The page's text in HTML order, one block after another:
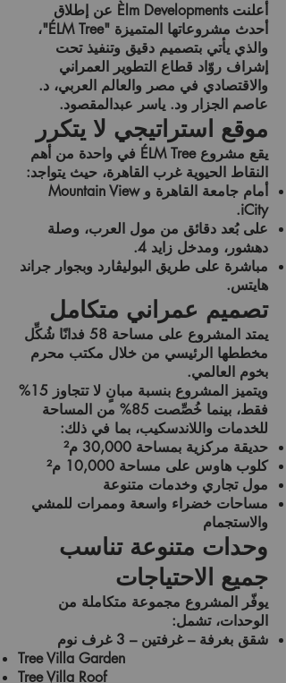
أعلنتÈlm Developments عن إطلاق
أحدث مشروعاتها المتميزة "ÉLM Tree"
،
والذي يأتي بتصميم دقيق وتنفيذ تحت
إشراف روّاد قطاع التطوير العمراني
والاقتصادي في مصر والعالم العربي، د.
عاصم الجزار ود. ياسر عبدالمقصود.
موقع استراتيجي لا يتكرر
يقع مشروعÉLM Tree في واحدة من أهم
النقاط الحيوية غرب القاهرة، حيث يتواجد:
أمام جامعة القاهرة وMountain View
iCity
.
على بُعد دقائق من مول العرب، وصلة
دهشور ، ومدخل زايد 4
.
مباشرة على طريق البوليڤارد وبجوار جراند
هايتس.
تصميم عمراني متكامل
يمتد المشروع على مساحة 58 فدانًا
شُكِّل
مخططها الرئيسي من خلال مكتب محرم
بخوم العالمي.
ويتميز المشروع بنسبة مبانٍ لا تتجاوز 15%
فقط، بينما خُصِّصت 85%
من المساحة
للخدمات واللاندسكيب، بما في ذلك:
حديقة مركزية بمساحة 30,000 م²
كلوب هاوس على مساحة 10,000 م²
مول تجاري وخدمات متنوعة
مساحات خضراء واسعة وممرات للمشي
والاستجمام
وحدات متنوعة تناسب
جميع الاحتياجات
يوفّر المشروع مجموعة متكاملة من
الوحدات، تشمل:
شقق بغرفة – غرفتين – 3 غرف نوم
Tree Villa Garden
Tree Villa Roof